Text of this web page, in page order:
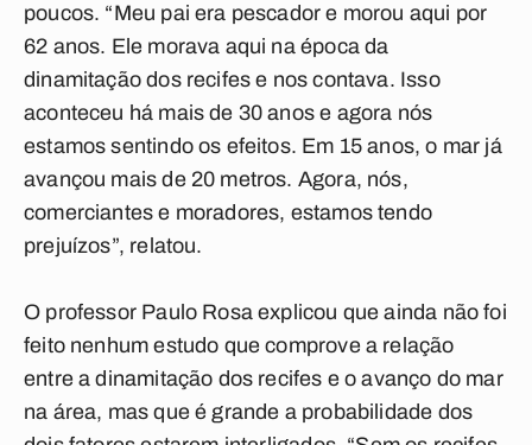
poucos. “Meu pai era pescador e morou aqui por
62 anos. Ele morava aqui na época da
dinamitação dos recifes e nos contava. Isso
aconteceu há mais de 30 anos e agora nós
estamos sentindo os efeitos. Em 15 anos, o mar já
avançou mais de 20 metros. Agora, nós,
comerciantes e moradores, estamos tendo
prejuízos”, relatou.
O professor Paulo Rosa explicou que ainda não foi
feito nenhum estudo que comprove a relação
entre a dinamitação dos recifes e o avanço do mar
na área, mas que é grande a probabilidade dos